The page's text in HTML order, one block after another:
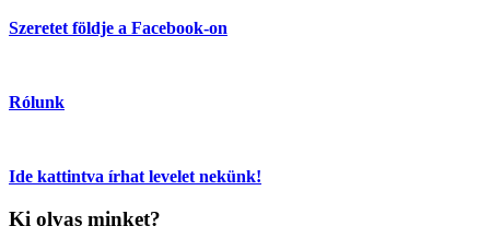
Szeretet földje a Facebook-on
Rólunk
Ide kattintva írhat levelet nekünk!
Ki olvas minket?